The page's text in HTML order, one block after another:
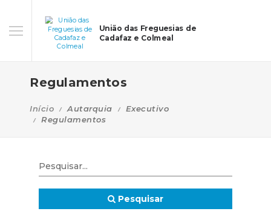
União das Freguesias de
Cadafaz e Colmeal
Regulamentos
Início Autarquia
Executivo
Regulamentos
Pesquisar